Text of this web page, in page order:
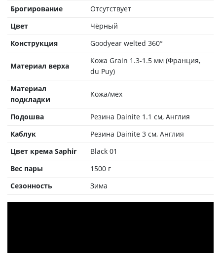
Брогирование
Отсутствует
Цвет
Чёрный
Конструкция
Goodyear welted 360°
Материал верха
Кожа Grain 1.3-1.5 мм (Франция,
du Puy)
Материал
подкладки
Кожа/мех
Подошва
Резина Dainite 1.1 см, Англия
Каблук
Резина Dainite 3 см, Англия
Цвет крема Saphir
Black 01
Вес пары
1500 г
Сезонность
Зима